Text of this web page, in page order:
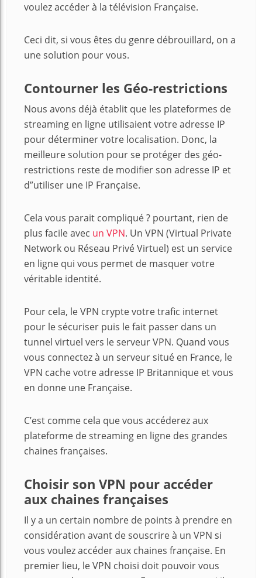
voulez accéder à la télévision Française.
Ceci dit, si vous êtes du genre débrouillard, on a
une solution pour vous.
Contourner les Géo-restrictions
Nous avons déjà établit que les plateformes de
streaming en ligne utilisaient votre adresse IP
pour déterminer votre localisation. Donc, la
meilleure solution pour se protéger des géo-
restrictions reste de modifier son adresse IP et
d”utiliser une IP Française.
Cela vous parait compliqué ? pourtant, rien de
plus facile avec un VPN. Un VPN (Virtual Private
Network ou Réseau Privé Virtuel) est un service
en ligne qui vous permet de masquer votre
véritable identité.
Pour cela, le VPN crypte votre trafic internet
pour le sécuriser puis le fait passer dans un
tunnel virtuel vers le serveur VPN. Quand vous
vous connectez à un serveur situé en France, le
VPN cache votre adresse IP Britannique et vous
en donne une Française.
C’est comme cela que vous accéderez aux
plateforme de streaming en ligne des grandes
chaines françaises.
Choisir son VPN pour accéder
aux chaines françaises
Il y a un certain nombre de points à prendre en
considération avant de souscrire à un VPN si
vous voulez accéder aux chaines française. En
premier lieu, le VPN choisi doit pouvoir vous